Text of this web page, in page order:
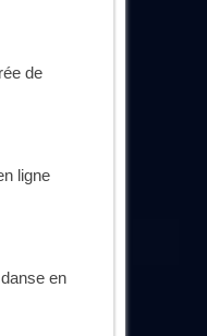
de
ligne
en